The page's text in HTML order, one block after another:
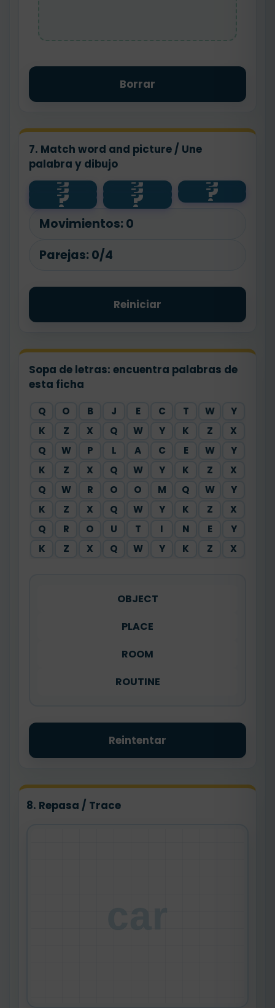
Borrar
7. Match word and picture / Une
palabra y dibujo
?
🚌 ?
car ?
🚆
?
🚗 ?
train ?
bus
?
bike ?
🚲
Movimientos: 0
Parejas: 0/4
Reiniciar
Sopa de letras: encuentra palabras de
esta ficha
Q O B J E C T W
Y
K
Z X Q W Y K Z
X
Q
W P L A C E W
Y
K
Z X Q W Y K Z
X
Q
W R O O M Q W
Y
K
Z X Q W Y K Z
X
Q
R O U T I N E
Y
K
Z X Q W Y K Z X
OBJECT
PLACE
ROOM
ROUTINE
Reintentar
8. Repasa / Trace